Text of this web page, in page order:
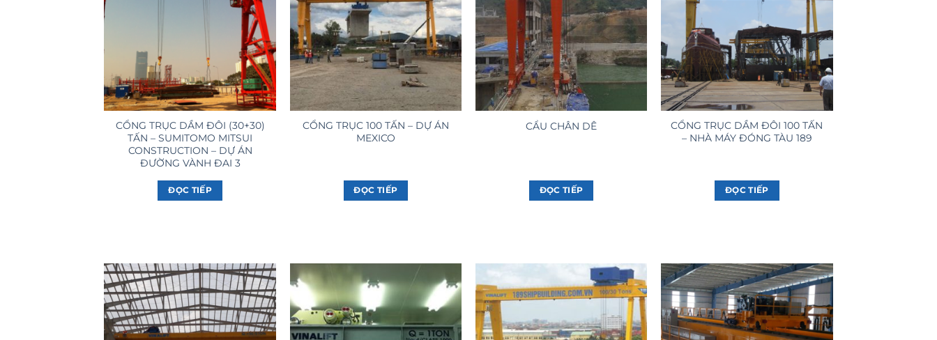
CỔNG TRỤC DẦM ĐÔI (30+30)
TẤN – SUMITOMO MITSUI
CONSTRUCTION – DỰ ÁN
ĐƯỜNG VÀNH ĐAI 3
ĐỌC TIẾP
CỔNG TRỤC 100 TẤN – DỰ ÁN
MEXICO
ĐỌC TIẾP
CẨU CHÂN DÊ
ĐỌC TIẾP
CỔNG TRỤC DẦM ĐÔI 100 TẤN
– NHÀ MÁY ĐÓNG TÀU 189
ĐỌC TIẾP